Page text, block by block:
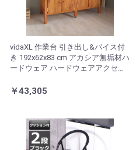
vidaXL 作業台 引き出し&バイス付
き 192x62x83 cm アカシア無垢材ハ
ードウェア ハードウェアアクセサ
チ(代引不可)
￥43,305